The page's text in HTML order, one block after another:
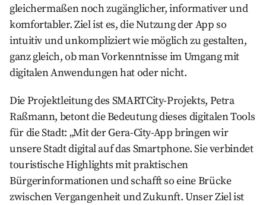
gleichermaßen noch zugänglicher, informativer und
komfortabler. Ziel ist es, die Nutzung der App so
intuitiv und unkompliziert wie möglich zu gestalten,
ganz gleich, ob man Vorkenntnisse im Umgang mit
digitalen Anwendungen hat oder nicht.
Die Projektleitung des SMARTCity-Projekts, Petra
Raßmann, betont die Bedeutung dieses digitalen Tools
für die Stadt: „Mit der Gera-City-App bringen wir
unsere Stadt digital auf das Smartphone. Sie verbindet
touristische Highlights mit praktischen
Bürgerinformationen und schafft so eine Brücke
zwischen Vergangenheit und Zukunft. Unser Ziel ist